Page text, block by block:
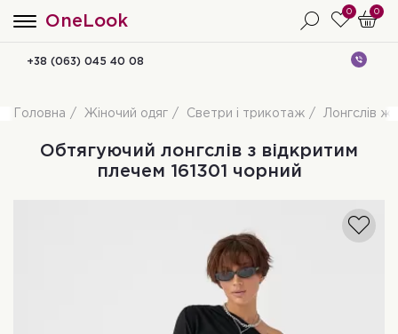
OneLook
0 0
+38 (063) 045 40 08
Головна Жіночий одяг Светри і трикотаж Лонгслів
Обтягуючий лонгслів з відкритим
плечем 161301 чорний